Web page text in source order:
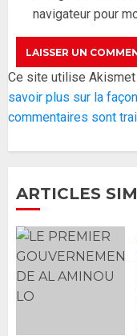
navigateur pour
Ce site utilise
savoir plus sur la
commentaires sont
ARTICLES
4
5